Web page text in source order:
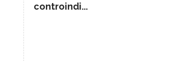
controindi...